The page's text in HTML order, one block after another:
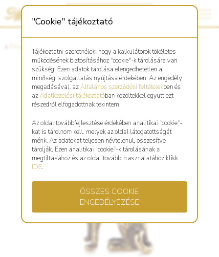
"Cookie" tájékoztató
Tájékoztatni szeretnélek, hogy a kalkulátorok tökéletes
működésének biztosításához "cookie"-k tárolására van
szükség. Ezen adatok tárolása elengedhetetlen a
minőségi szolgáltatás nyújtása érdekében. Az engedély
megadásával, azÁltalános szerződési feltételekben és
azAdatkezelési tájékoztatóban közöltekkel együtt ezt
részedről elfogadottnak tekintem.
Az oldal továbbfejlesztése érdekében analitikai "cookie"-
kat is tárolnom kell, melyek az oldal látogatottságát
mérik. Az adatokat teljesen névtelenül, összesítve
tárolják. Ezen analitikai "cookie"-k tárolásának a
megtiltásához és az oldal további használatához klikk
IDE.
ÖSSZES COOKIE
ENGEDÉLYEZÉSE
Főoldal«Asztro Shop
Kutya réz kulcstartó, medál